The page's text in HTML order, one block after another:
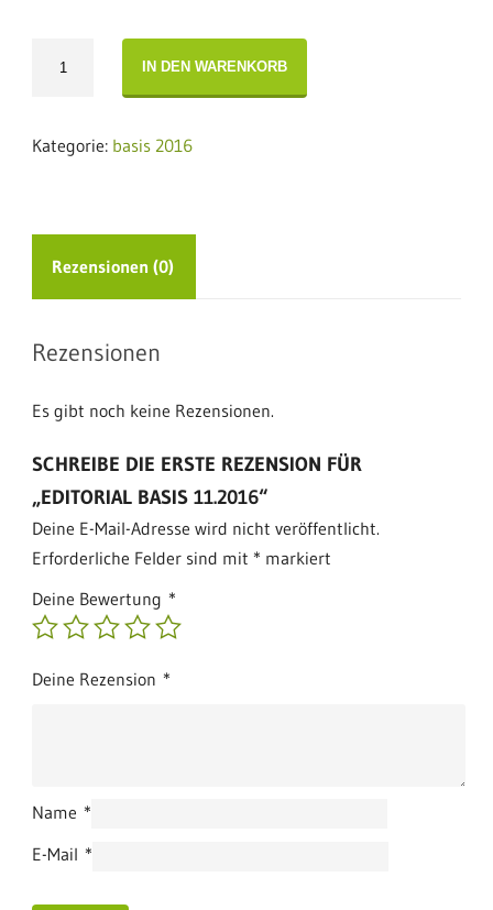
Menge
IN DEN WARENKORB
Kategorie: basis 2016
Rezensionen (0)
Rezensionen
Es gibt noch keine Rezensionen.
SCHREIBE DIE ERSTE REZENSION FÜR
„EDITORIAL BASIS 11.2016“
Deine E-Mail-Adresse wird nicht veröffentlicht.
Erforderliche Felder sind mit * markiert
Deine Bewertung *
Deine Rezension *
Name *
E-Mail *